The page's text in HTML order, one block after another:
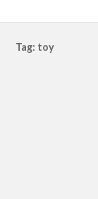
Tag: toy